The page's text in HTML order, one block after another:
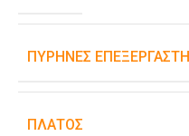
ΠΥΡΉΝΕΣ ΕΠΕΞΕΡΓΑΣΤΉ
ΠΛΆΤΟΣ